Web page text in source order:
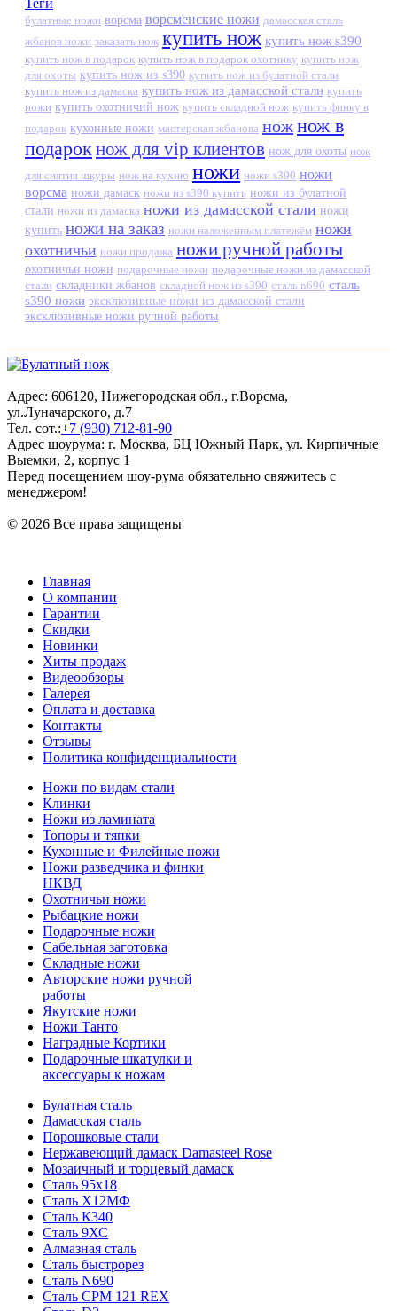
булатные ножи ворсма ворсменские ножи дамасская сталь
жбанов ножи заказать нож купить нож купить нож s390
купить нож в подарок купить нож в подарок охотнику купить нож
для охоты купить нож из s390 купить нож из булатной стали
купить нож из дамаска купить нож из дамасской стали купить
ножи купить охотничий нож купить складной нож купить финку в
подарок кухонные ножи мастерская жбанова ножнож в
подарок нож для vip клиентов нож для охоты нож
для снятия шкуры нож на кухню ножи ножи s390 ножи
ворсма ножи дамаск ножи из s390 купить ножи из булатной
стали ножи из дамаска ножи из дамасской стали ножи
купить ножи на заказ ножи наложенным платежём ножи
охотничьи ножи продажа ножи ручной работы
охотничьи ножи подарочные ножи подарочные ножи из дамасской
стали складники жбанов складной нож из s390 сталь n690 сталь
s390 ножи эксклюзивные ножи из дамасской стали
эксклюзивные ножи ручной работы
Адрес: 606120, Нижегородская обл., г.Ворсма,
ул.Луначарского, д.7
Тел. сот.:+7 (930) 712-81-90
Адрес шоурума: г. Москва, БЦ Южный Парк, ул. Кирпичные
Выемки, 2, корпус 1
Перед посещением шоу-рума обязательно свяжитесь с
менеджером!
© 2026 Все права защищены
Главная
О компании
Гарантии
Скидки
Новинки
Хиты продаж
Видеообзоры
Галерея
Оплата и доставка
Контакты
Отзывы
Политика конфиденциальности
Ножи по видам стали
Клинки
Ножи из ламината
Топоры и тяпки
Кухонные и Филейные ножи
Ножи разведчика и финки
НКВД
Охотничьи ножи
Рыбацкие ножи
Подарочные ножи
Сабельная заготовка
Складные ножи
Авторские ножи ручной
работы
Якутские ножи
Ножи Танто
Наградные Кортики
Подарочные шкатулки и
аксессуары к ножам
Булатная сталь
Дамасская сталь
Порошковые стали
Нержавеющий дамаск Damasteel Rose
Мозаичный и торцевый дамаск
Сталь 95х18
Сталь Х12МФ
Сталь К340
Сталь 9ХС
Алмазная сталь
Сталь быстрорез
Сталь N690
Сталь CPM 121 REX